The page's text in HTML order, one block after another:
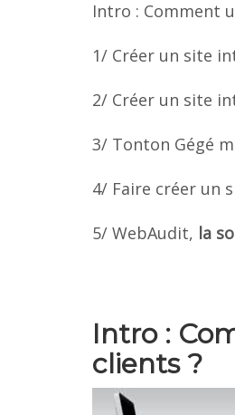
Intro : Comment
1/ Créer un site
2/ Créer un site
3/ Tonton Gégé
4/ Faire créer un
5/ WebAudit, la
Intro :
clients ?